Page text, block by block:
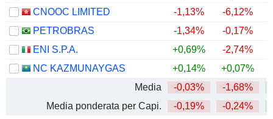
CNOOC LIMITED
-1,13% -6,12%
PETROBRAS
-1,34% -0,17%
ENI S.P.A.
+0,69% -2,74%
NC KAZMUNAYGAS
+0,14% +0,07%
Media
-0,03% -1,68%
Media ponderata per Capi.
-0,19% -0,24%